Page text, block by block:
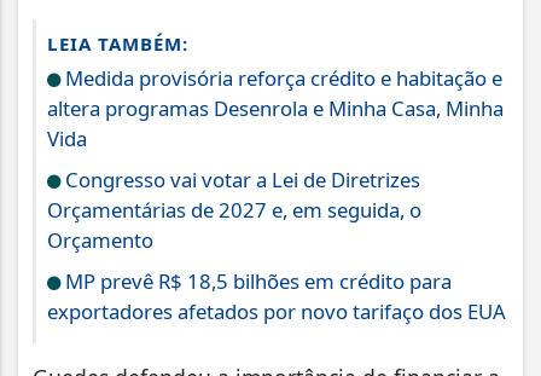
LEIA TAMBÉM:
Medida provisória reforça crédito e habitação e
altera programas Desenrola e Minha Casa, Minha
Vida
Congresso vai votar a Lei de Diretrizes
Orçamentárias de 2027 e, em seguida, o
Orçamento
MP prevê R$ 18,5 bilhões em crédito para
exportadores afetados por novo tarifaço dos EUA